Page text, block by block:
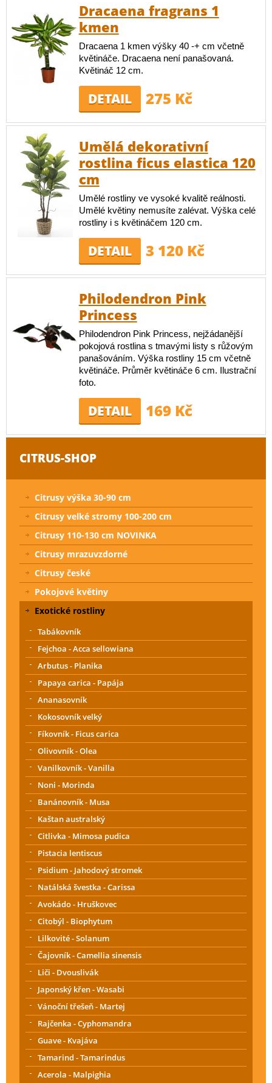
Dracaena fragrans 1
kmen
Dracaena 1 kmen výšky 40 -+ cm včetně
květináče. Dracaena není panašovaná.
Květináč 12 cm.
DETAIL 275 Kč
Umělá dekorativní
rostlina ficus elastica 120
cm
Umělé rostliny ve vysoké kvalitě reálnosti.
Umělé květiny nemusíte zalévat. Výška celé
rostliny i s květináčem 120 cm.
DETAIL 3 120 Kč
Philodendron Pink
Princess
Philodendron Pink Princess, nejžádanější
pokojová rostlina s tmavými listy s růžovým
panašováním. Výška rostliny 15 cm včetně
květináče. Průměr květináče 6 cm. Ilustrační
foto.
DETAIL 169 Kč
CITRUS-SHOP
Citrusy výška 30-90 cm
Citrusy velké stromy 100-200 cm
Citrusy 110-130 cm NOVINKA
Citrusy mrazuvzdorné
Citrusy české
Pokojové květiny
Exotické rostliny
Tabákovník
Fejchoa - Acca sellowiana
Arbutus - Planika
Papaya carica - Papája
Ananasovník
Kokosovník velký
Fíkovník - Ficus carica
Olivovník - Olea
Vanilkovník - Vanilla
Noni - Morinda
Banánovník - Musa
Kaštan australský
Citlivka - Mimosa pudica
Pistacia lentiscus
Psidium - Jahodový stromek
Natálská švestka - Carissa
Avokádo - Hruškovec
Citobýl - Biophytum
Lilkovité - Solanum
Čajovník - Camellia sinensis
Liči - Dvouslivák
Japonský křen - Wasabi
Vánoční třešeň - Martej
Rajčenka - Cyphomandra
Guave - Kvajáva
Tamarind - Tamarindus
Acerola - Malpighia